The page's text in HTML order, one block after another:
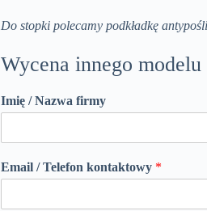
Do stopki polecamy podkładkę
Wycena innego
Imię / Nazwa firmy
Email / Telefon kontaktowy *